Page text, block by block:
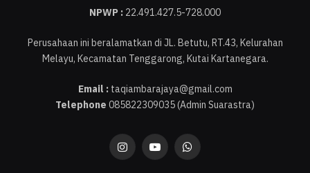
NPWP : 22.491.427.5-728.000
Perusahaan ini beralamatkan di JL. Betutu, RT.43, Kelurahan
Melayu, Kecamatan Tenggarong, Kutai Kartanegara.
Email :taqiambarajaya@gmail.com
Telephone 085822309035 (Admin Suarastra)
InstagramYouTubeWhatsApp